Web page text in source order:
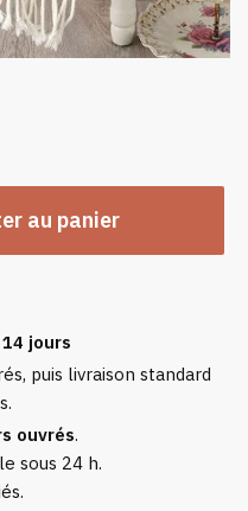
au panier
jours
puis livraison standard
ouvrés.
sous 24 h.